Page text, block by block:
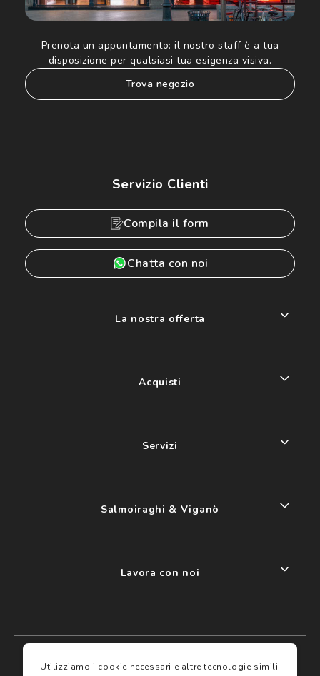
I miei preferiti
Prenota un appuntamento: il nostro staff è a tua
disposizione per qualsiasi tua esigenza visiva.
trova negozio
Servizio Clienti
Compila il form
Chatta con noi
La nostra offerta
Acquisti
Servizi
Salmoiraghi & Viganò
Lavora con noi
Utilizziamo i cookie necessari e altre tecnologie simili